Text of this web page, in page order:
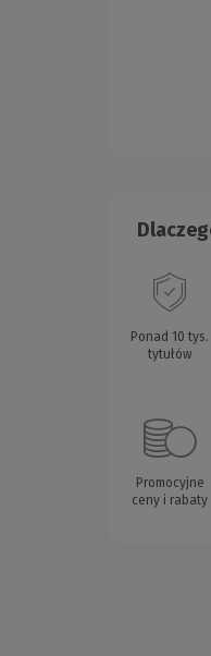
Ponad 10 tys.
tytułów
Promocyjne
ceny i rabaty